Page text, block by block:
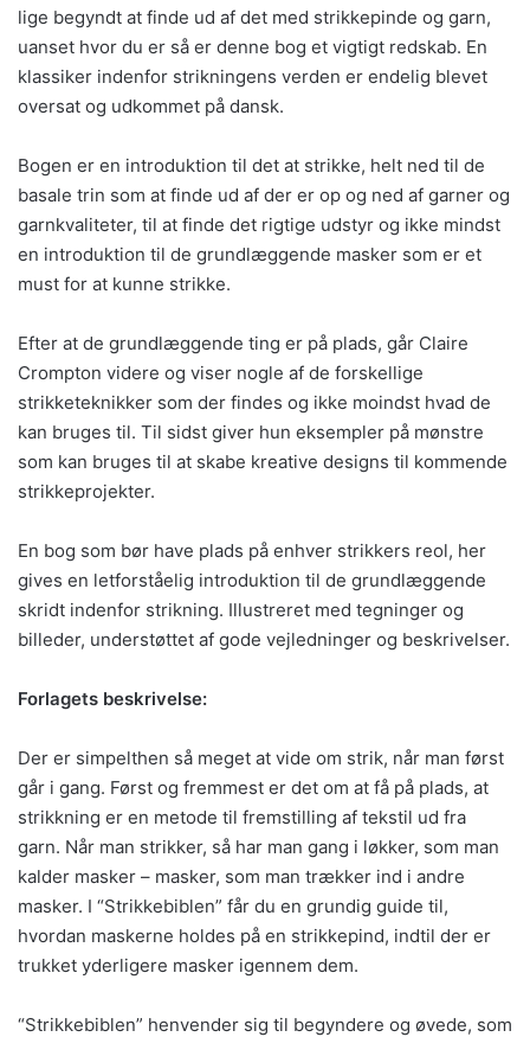
lige begyndt at finde ud af det med strikkepinde og garn,
uanset hvor du er så er denne bog et vigtigt redskab. En
klassiker indenfor strikningens verden er endelig blevet
oversat og udkommet på dansk.
Bogen er en introduktion til det at strikke, helt ned til de
basale trin som at finde ud af der er op og ned af garner og
garnkvaliteter, til at finde det rigtige udstyr og ikke mindst
en introduktion til de grundlæggende masker som er et
must for at kunne strikke.
Efter at de grundlæggende ting er på plads, går Claire
Crompton videre og viser nogle af de forskellige
strikketeknikker som der findes og ikke moindst hvad de
kan bruges til. Til sidst giver hun eksempler på mønstre
som kan bruges til at skabe kreative designs til kommende
strikkeprojekter.
En bog som bør have plads på enhver strikkers reol, her
gives en letforståelig introduktion til de grundlæggende
skridt indenfor strikning. Illustreret med tegninger og
billeder, understøttet af gode vejledninger og beskrivelser.
Forlagets beskrivelse:
Der er simpelthen så meget at vide om strik, når man først
går i gang. Først og fremmest er det om at få på plads, at
strikkning er en metode til fremstilling af tekstil ud fra
garn. Når man strikker, så har man gang i løkker, som man
kalder masker – masker, som man trækker ind i andre
masker. I “Strikkebiblen” får du en grundig guide til,
hvordan maskerne holdes på en strikkepind, indtil der er
trukket yderligere masker igennem dem.
“Strikkebiblen” henvender sig til begyndere og øvede, som